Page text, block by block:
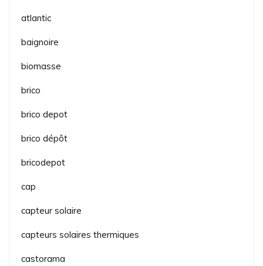
atlantic
baignoire
biomasse
brico
brico depot
brico dépôt
bricodepot
cap
capteur solaire
capteurs solaires thermiques
castorama